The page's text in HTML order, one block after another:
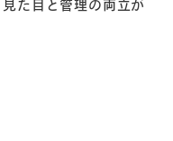
た目と管理の両立が